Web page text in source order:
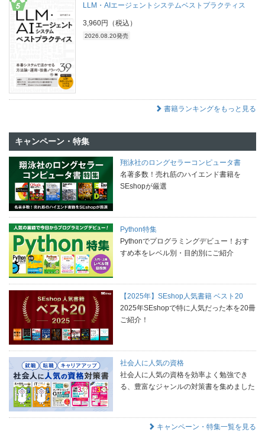
LLM・AIエージェントシステムベストプラクティス
3,960円（税込）
2026.08.20発売
書籍ランキングをもっと見る
キャンペーン・特集
翔泳社のロングセラーコンピュータ書
名著多数！売れ筋のハイエンド書籍を
SEshopが厳選
Python特集
Pythonでプログラミングデビュー！おす
すめ本をレベル別・目的別にご紹介
【2025年】SEshop人気書籍 ベスト20
2025年SEshopで特に人気だった本を20冊
ご紹介！
社会人に人気の資格
社会人に人気の資格を効率よく勉強でき
る、豊富なジャンルの対策書を集めました
キャンペーン・特集一覧を見る